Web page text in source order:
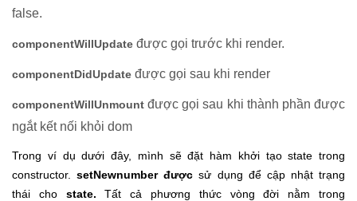
false.
componentWillUpdate được gọi trước khi render.
componentDidUpdate được gọi sau khi render
componentWillUnmountđược gọi sau khi thành phần được
ngắt kết nối khỏi dom
Trong ví dụ dưới đây, mình sẽ đặt hàm khởi tạo state trong
constructor.setNewnumber đượcsử dụng để cập nhật trạng
thái cho state.Tất cả phương thức vòng đời nằm trong